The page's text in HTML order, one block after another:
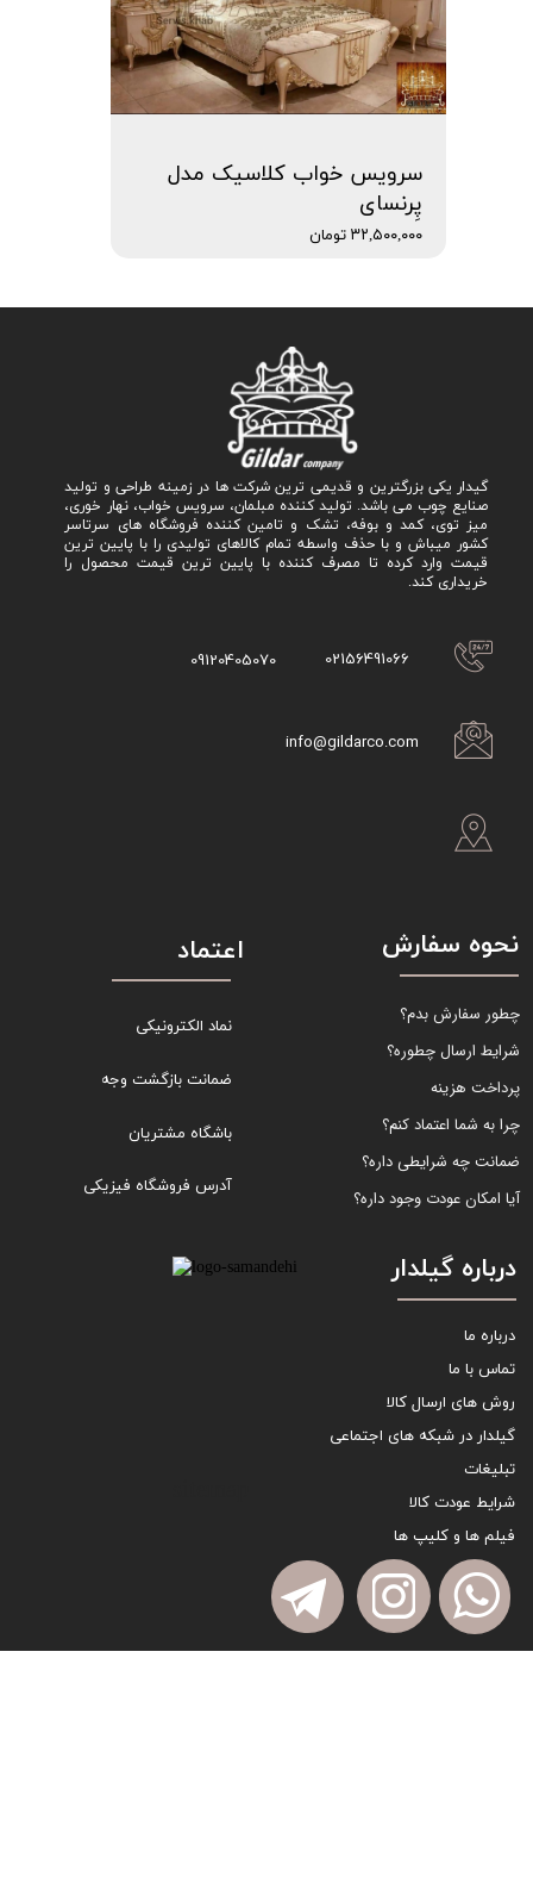
سرویس خواب کلاسیک مدل
پِرنسای
۳۲,۵۰۰,۰۰۰ تومان
گیدار یکی بزرگترین و قدیمی ترین شرکت ها در زمینه طراحی و تولید
صنایع چوب می باشد. تولید کننده مبلمان، سرویس خواب، نهار خوری،
میز توی، کمد و بوفه، تشک و تامین کننده فروشگاه های سرتاسر
کشور میباش و با حذف واسطه تمام کالاهای تولیدی را با پایین ترین
قیمت وارد کرده تا مصرف کننده با پایین ترین قیمت محصول را
خریداری کند.
02156491066
09120405070
info@gildarco.com
نحوه سفارش
چطور سفارش بدم؟
شرایط ارسال چطوره؟
پرداخت هزینه
چرا به شما اعتماد کنم؟
ضمانت چه شرایطی داره؟
آیا امکان عودت وجود داره؟
اعتماد
نماد الکترونیکی
ضمانت بازگشت وجه
باشگاه مشتریان
آدرس فروشگاه فیزیکی
درباره گیلدار
درباره ما
تماس با ما
روش های ارسال کالا
گیلدار در شبکه های اجتماعی
تبلیغات
شرایط عودت کالا
فیلم ها و کلیپ ها